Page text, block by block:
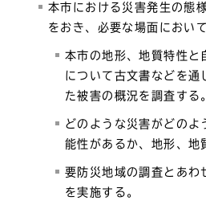
本市における災害発生の態
をおき、必要な場面におい
本市の地形、地質特性と
について古文書などを通
た被害の概況を調査する
どのような災害がどのよ
能性があるか、地形、地
要防災地域の調査とあわ
を実施する。